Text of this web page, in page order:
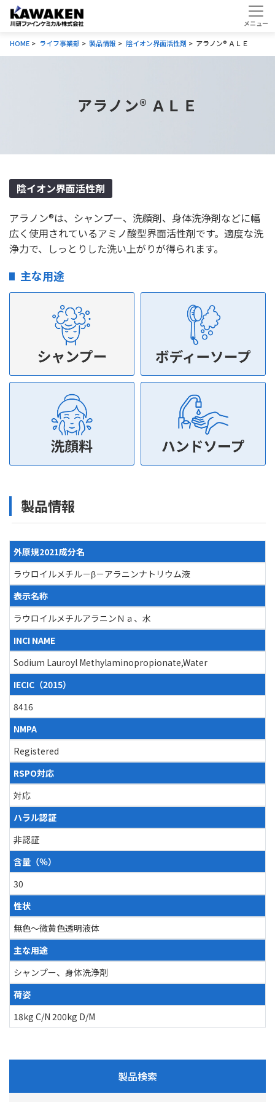
HOME ライフ事業部 製品情報 陰イオン界面活性剤 アラノン® ＡＬＥ
アラノン® ＡＬＥ
陰イオン界面活性剤
アラノン®は、シャンプー、洗顔剤、身体洗浄剤などに幅
広く使用されているアミノ酸型界面活性剤です。適度な洗
浄力で、しっとりした洗い上がりが得られます。
主な用途
製品情報
外原規2021成分名
ラウロイルメチル－β－アラニンナトリウム液
表示名称
ラウロイルメチルアラニンＮａ、水
INCI NAME
Sodium Lauroyl Methylaminopropionate,Water
IECIC（2015）
8416
NMPA
Registered
RSPO対応
対応
ハラル認証
非認証
含量（％）
30
性状
無色～微黄色透明液体
主な用途
シャンプー、身体洗浄剤
荷姿
18kg C/N 200kg D/M
製品検索